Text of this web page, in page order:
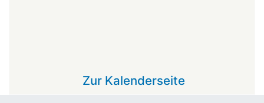
Zur Kalenderseite